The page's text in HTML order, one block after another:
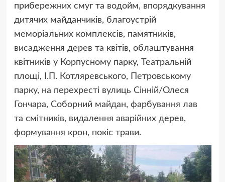
прибережних смуг та водойм, впорядкування
дитячих майданчиків, благоустрій
меморіальних комплексів, памятників,
висадження дерев та квітів, облаштування
квітників у Корпусному парку, Театральній
площі, І.П. Котляревського, Петровському
парку, на перехресті вулиць Сінній/Олеся
Гончара, Соборний майдан, фарбування лав
та смітників, видалення аварійних дерев,
формування крон, покіс трави.